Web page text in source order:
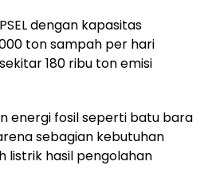
dengan kapasitas
ton sampah per hari
180 ribu ton emisi
energi fosil seperti batu bara
sebagian kebutuhan
listrik hasil pengolahan